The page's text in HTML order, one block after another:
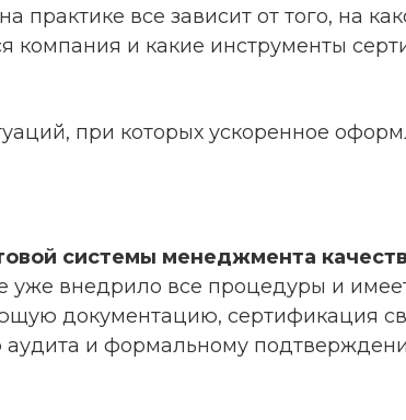
практике все зависит от того, на
компания и какие инструменты
при которых ускоренное
системы менеджмента
уже внедрило все процедуры и
документацию, сертификация
и формальному